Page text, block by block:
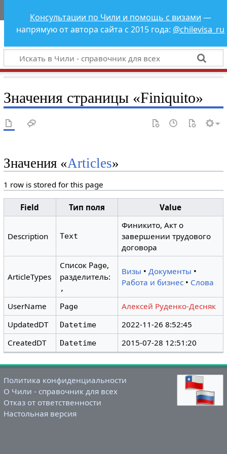
Чили - справочник
для всех
Консультации по Чили и помощь с визами —
напрямую от автора сайта с 2015 года: @chilevisa_ru
Значения страницы «Finiquito»
Значения «Articles»
1 row is stored for this page
Field Тип поля Value
Description Text
Финикито, Акт о
завершении трудового
договора
ArticleTypes
Список Page,
разделитель:
,
Визы • Документы •
Работа и бизнес • Слова
UserName Page
Алексей Руденко-Десняк
UpdatedDT
Datetime
2022-11-26 8:52:45
CreatedDT
Datetime 2015-07-28 12:51:20
Политика конфиденциальности
О Чили - справочник для всех
Отказ от ответственности
Настольная версия